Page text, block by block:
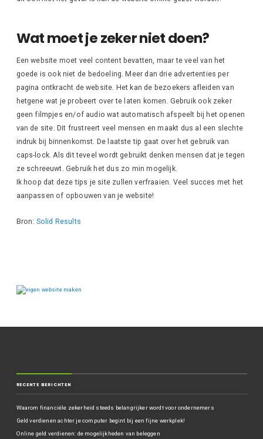
Wat moet je zeker niet doen?
Een website moet veel content bevatten, maar te veel van het
goede is ook niet de bedoeling. Meer dan drie advertenties per
pagina ontkracht de website. Het kan de bezoekers afleiden van
hetgene wat je probeert over te laten komen. Gebruik ook zeker
geen filmpjes en/of audio wat automatisch afspeelt bij het openen
van de site. Dit frustreert veel mensen en maakt dus al een slechte
indruk bij binnenkomst. De laatste tip gaat over het gebruik van
caps-lock. Als dit teveel wordt gebruikt denken mensen dat je tegen
ze schreeuwt. Gebruik het dus zo min mogelijk.
Ik hoop dat deze tips je site zullen verfraaien. Veel succes met het
aanpassen of opbouwen van je website!
Bron: Solid Results
RECENTE BERICHTEN
Waarom financiële zekerheid steeds belangrijker wordt voor ondernemers
Geld verdienen achter je computer begint bij een fijne werkplek!
Online geld verdienen: de mogelijkheden van beleggen